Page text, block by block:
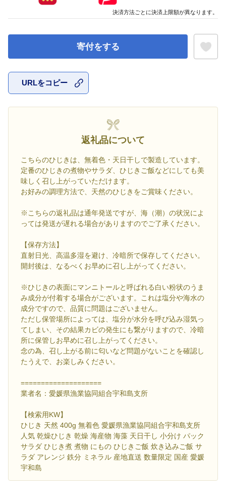
寄付をする
URLをコピー
返礼品について
こちらのひじきは、無着色・天日干しで製造しています。
定番のひじきの煮物やサラダ、ひじきご飯などにしても美
味しく召し上がっていただけます。
お好みの調理方法で、天然のひじきをご賞味ください。
※こちらの返礼品は通年発送ですが、海（潮）の状況によ
っては発送が遅れる場合がありますのでご了承ください。
【保存方法】
直射日光、高温多湿を避け、冷暗所で保存してください。
開封後は、なるべくお早めに召し上がってください。
※ひじきの表面にマンニトールと呼ばれる白い粉状のうま
み成分が付着する場合がございます。これは塩分や海水の
成分ですので、品質に問題はございません。
ただし保管場所によっては、塩分が水分を呼び込み湿気っ
てしまい、その結果カビの発生にも繋がりますので、冷暗
所に保管しお早めに召し上がってください。
念の為、召し上がる前に匂いなど問題がないことを確認し
たうえで、お楽しみください。
====================
業者名：愛媛県漁業協同組合宇和島支所
【検索用KW】
ひじき 天然 400g 無着色 愛媛県漁業協同組合宇和島支所
人気 乾燥ひじき 乾燥 海産物 海藻 天日干し 小分け パック
サラダ ひじき煮 煮物 にもの ひじきご飯 炊き込みご飯 サ
ラダ アレンジ 鉄分 ミネラル 産地直送 数量限定 国産 愛媛
宇和島
決済方法ごとに決済上限額が異なります。